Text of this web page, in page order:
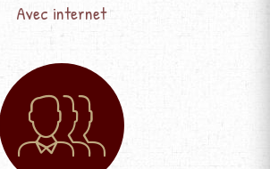
Avec internet